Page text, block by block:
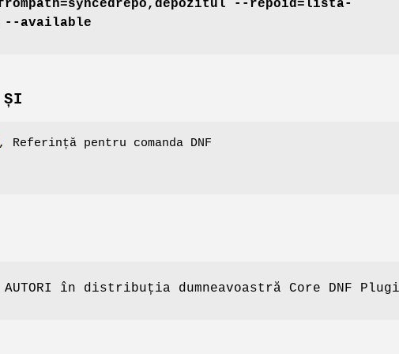
--repoid=lista-
--available
ȘI
, Referință pentru comanda DNF
în distribuția dumneavoastră Core DNF